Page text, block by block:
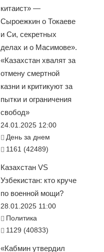
китаист» —
Сыроежкин о Токаеве
и Си, секретных
делах и о Масимове».
«Казахстан хвалят за
отмену смертной
казни и критикуют за
пытки и ограничения
свобод»
24.01.2025 12:00
День за днем
1161 (42489)
Казахстан VS
Узбекистан: кто круче
по военной мощи?
28.01.2025 11:00
Политика
1129 (40833)
«Кабмин утвердил